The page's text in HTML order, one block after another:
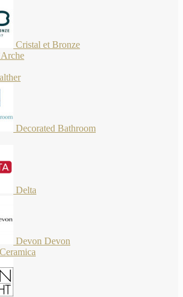
Cristal et Bronze
Decorated Bathroom
Delta
Devon Devon